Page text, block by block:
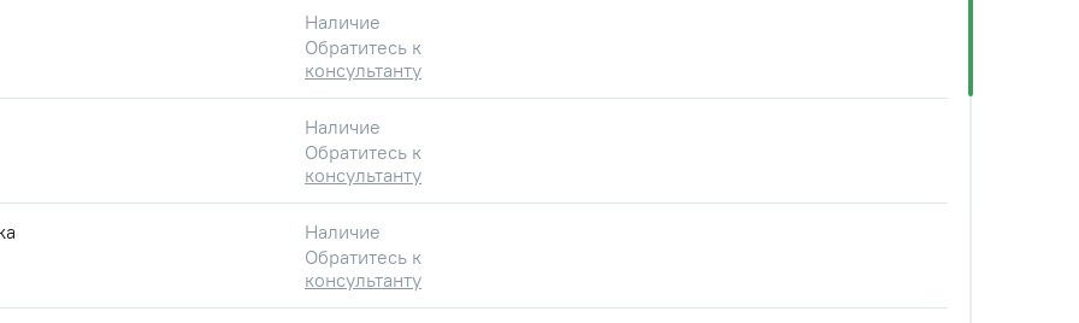
Наличие
Обратитесь к
консультанту
Наличие
Обратитесь к
консультанту
Наличие
Обратитесь к
консультанту